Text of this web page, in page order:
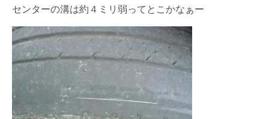
センターの溝は約４ミリ弱ってとこかなぁー